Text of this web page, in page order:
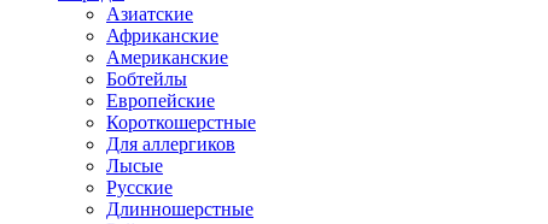
Азиатские
Африканские
Американские
Бобтейлы
Европейские
Короткошерстные
Для аллергиков
Лысые
Русские
Длинношерстные